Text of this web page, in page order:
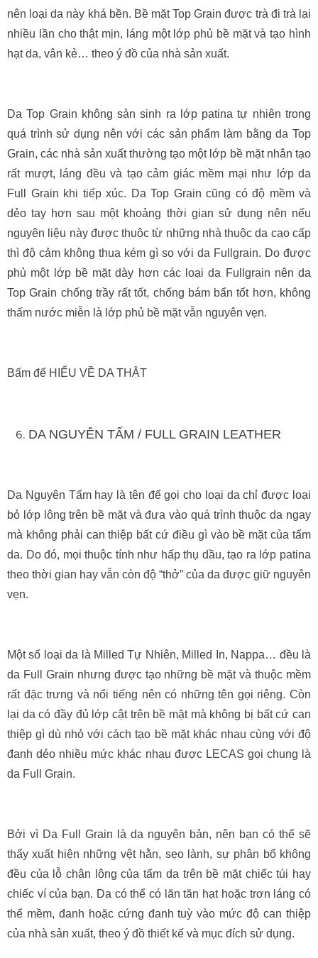
nên loại da này khá bền. Bề mặt Top Grain được trà đi trà lại
nhiều lần cho thật mịn, láng một lớp phủ bề mặt và tạo hình
hạt da, vân kẻ… theo ý đồ của nhà sản xuất.
Da Top Grain không sản sinh ra lớp patina tự nhiên trong
quá trình sử dụng nên với các sản phẩm làm bằng da Top
Grain, các nhà sản xuất thường tạo một lớp bề mặt nhân tạo
rất mượt, láng đều và tạo cảm giác mềm mại như lớp da
Full Grain khi tiếp xúc. Da Top Grain cũng có độ mềm và
dẻo tay hơn sau một khoảng thời gian sử dụng nên nếu
nguyên liệu này được thuộc từ những nhà thuộc da cao cấp
thì độ cảm không thua kém gì so với da Fullgrain. Do được
phủ một lớp bề mặt dày hơn các loại da Fullgrain nên da
Top Grain chống trầy rất tốt, chống bám bẩn tốt hơn, không
thấm nước miễn là lớp phủ bề mặt vẫn nguyên vẹn.
Bấm để HIỂU VỀ DA THẬT
DA NGUYÊN TẤM / FULL GRAIN LEATHER
Da Nguyên Tấm hay là tên để gọi cho loại da chỉ được loại
bỏ lớp lông trên bề mặt và đưa vào quá trình thuộc da ngay
mà không phải can thiệp bất cứ điều gì vào bề mặt của tấm
da. Do đó, mọi thuộc tính như hấp thụ dầu, tạo ra lớp patina
theo thời gian hay vẫn còn độ “thở” của da được giữ nguyên
vẹn.
Một số loại da là Milled Tự Nhiên, Milled In, Nappa… đều là
da Full Grain nhưng được tạo những bề mặt và thuộc mềm
rất đặc trưng và nổi tiếng nên có những tên gọi riêng. Còn
lại da có đầy đủ lớp cật trên bề mặt mà không bị bất cứ can
thiệp gì dù nhỏ với cách tạo bề mặt khác nhau cùng với độ
đanh dẻo nhiều mức khác nhau được LECAS gọi chung là
da Full Grain.
Bởi vì Da Full Grain là da nguyên bản, nên bạn có thể sẽ
thấy xuất hiện những vệt hằn, sẹo lành, sự phân bổ không
đều của lỗ chân lông của tấm da trên bề mặt chiếc túi hay
chiếc ví của bạn. Da có thể có lăn tăn hạt hoặc trơn láng có
thể mềm, đanh hoặc cứng đanh tuỳ vào mức độ can thiệp
của nhà sản xuất, theo ý đồ thiết kế và mục đích sử dụng.